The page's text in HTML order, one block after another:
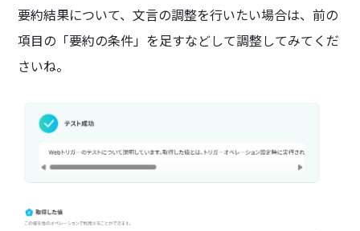
要約結果について、文言の調整を行いたい場合は、前の
項目の「要約の条件」を足すなどして調整してみてくだ
さいね。